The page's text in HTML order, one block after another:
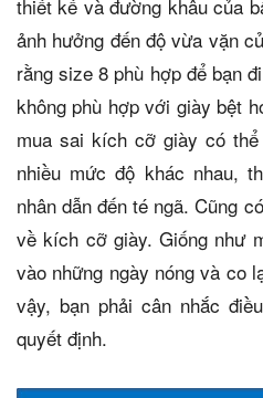
thiết kế và đường khâu của
ảnh hưởng đến độ vừa vặn
rằng size 8 phù hợp để bạn
không phù hợp với giày bệt
mua sai kích cỡ giày có
nhiều mức độ khác nhau,
nhân dẫn đến té ngã. Cũng
về kích cỡ giày. Giống như
vào những ngày nóng và co
vậy, bạn phải cân nhắc
quyết định.